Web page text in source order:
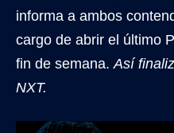
informa a ambos
cargo de abrir el último
fin de semana.Así
NXT.